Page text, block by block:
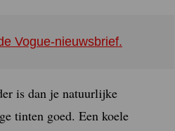
Vogue-nieuwsbrief.
is dan je natuurlijke
tinten goed. Een koele